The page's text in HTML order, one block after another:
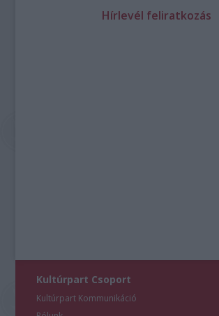
Hírlevél feliratkozás
Kultúrpart Csoport
Kultúrpart Kommunikáció